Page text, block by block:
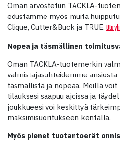
Oman arvostetun TACKLA-
edustamme myös muita
Clique, Cutter&Buck ja TRUE.Ota
Nopea ja täsmällinen
Oman TACKLA-tuotemerkin
valmistajasuhteidemme
täsmällistä ja nopeaa. Meillä
tilauksesi saapuu ajoissa ja
joukkueesi voi keskittyä
maksimisuoritukseen kentällä.
Myös pienet tuotantoerät